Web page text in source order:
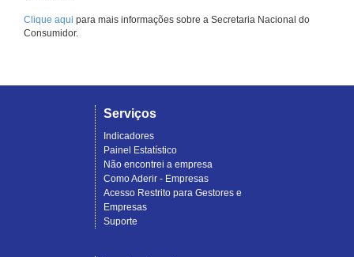
Clique aqui para mais informações sobre a Secretaria Nacional do
Consumidor.
Serviços
Indicadores
Painel Estatístico
Não encontrei a empresa
Como Aderir - Empresas
Acesso Restrito para Gestores e
Empresas
Suporte